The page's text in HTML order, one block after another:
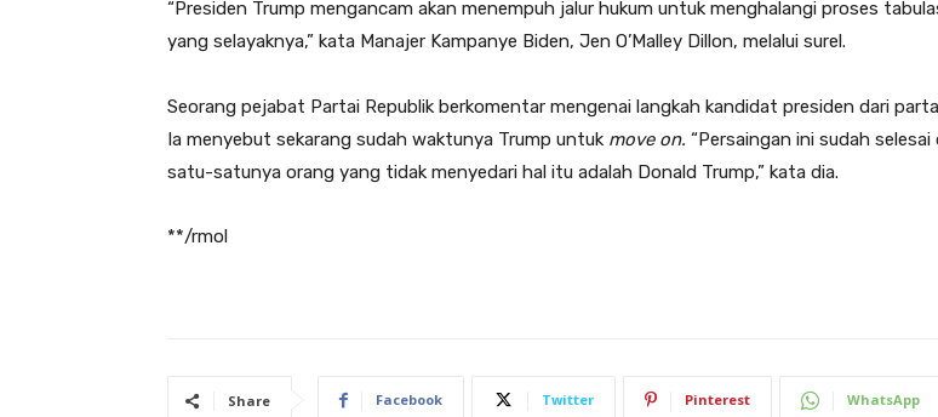
“Presiden Trump mengancam akan menempuh jalur hukum untuk menghalangi proses
yang selayaknya,” kata Manajer Kampanye Biden, Jen O’Malley Dillon, melalui surel.
Seorang pejabat Partai Republik berkomentar mengenai langkah kandidat presiden dari
Ia menyebut sekarang sudah waktunya Trump untuk move on. “Persaingan ini sudah selesai
satu-satunya orang yang tidak menyedari hal itu adalah Donald Trump,” kata dia.
**/rmol
Share Facebook Twitter Pinterest WhatsApp